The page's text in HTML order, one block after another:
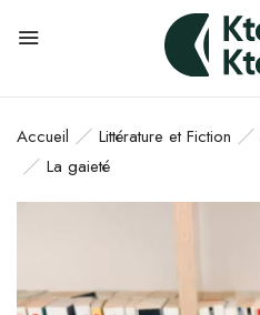
Accueil Littérature et Fiction
La gaieté